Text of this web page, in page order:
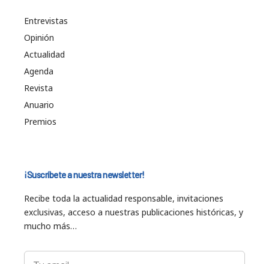
Entrevistas
Opinión
Actualidad
Agenda
Revista
Anuario
Premios
¡Suscríbete a nuestra newsletter!
Recibe toda la actualidad responsable, invitaciones
exclusivas, acceso a nuestras publicaciones históricas, y
mucho más…